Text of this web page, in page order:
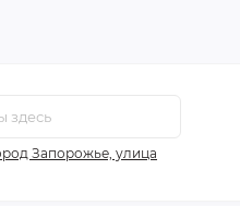
Запорожье, улица